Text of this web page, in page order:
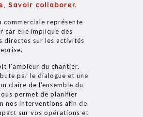
Savoir collaborer.
commerciale représente
car elle implique des
directes sur les activités
l’ampleur du chantier,
par le dialogue et une
claire de l’ensemble du
permet de planifier
nos interventions afin de
sur vos opérations et